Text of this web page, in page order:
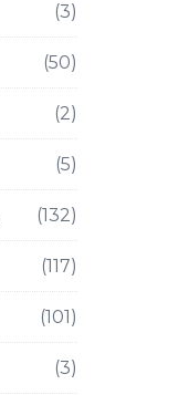
(3)
(50)
(2)
(5)
(132)
(117)
(101)
(3)